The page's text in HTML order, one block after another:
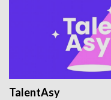
TalentAsy